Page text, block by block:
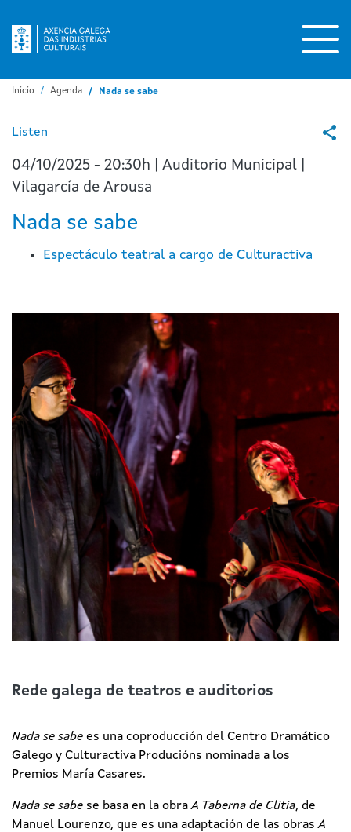
Inicio Agenda Nada se sabe
Listen
04/10/2025 - 20:30h | Auditorio Municipal |
Vilagarcía de Arousa
Nada se sabe
Espectáculo teatral a cargo de Culturactiva
Rede galega de teatros e auditorios
Nada se sabe es una coproducción del Centro Dramático
Galego y Culturactiva Producións nominada a los
Premios María Casares.
Nada se sabe se basa en la obraA Taberna de Clitia, de
Manuel Lourenzo, que es una adaptación de las obrasA